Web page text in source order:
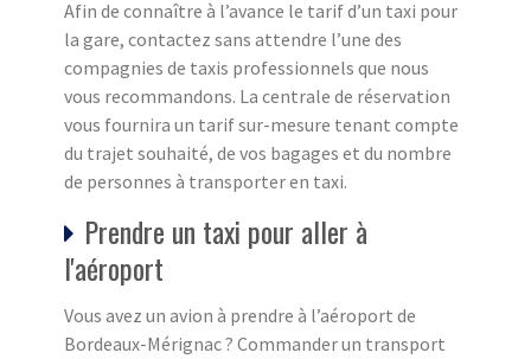
Afin de connaître à l’avance le tarif d’un taxi pour
la gare, contactez sans attendre l’une des
compagnies de taxis professionnels que nous
vous recommandons. La centrale de réservation
vous fournira un tarif sur-mesure tenant compte
du trajet souhaité, de vos bagages et du nombre
de personnes à transporter en taxi.
Prendre un taxi pour aller à
l'aéroport
Vous avez un avion à prendre à l’aéroport de
Bordeaux-Mérignac ? Commander un transport